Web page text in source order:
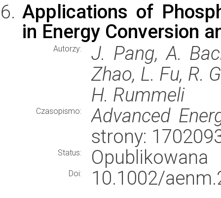
Applications of
in Energy Conversion
Autorzy:
J. Pang, A.
Zhao, L. Fu, R.
H. Rummeli
Czasopismo:
Advanced
strony:
Status: Opublikowana
Doi:
10.1002/